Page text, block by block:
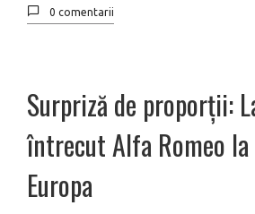
0 comentarii
Surpriză de proporții:
întrecut Alfa Romeo
Europa